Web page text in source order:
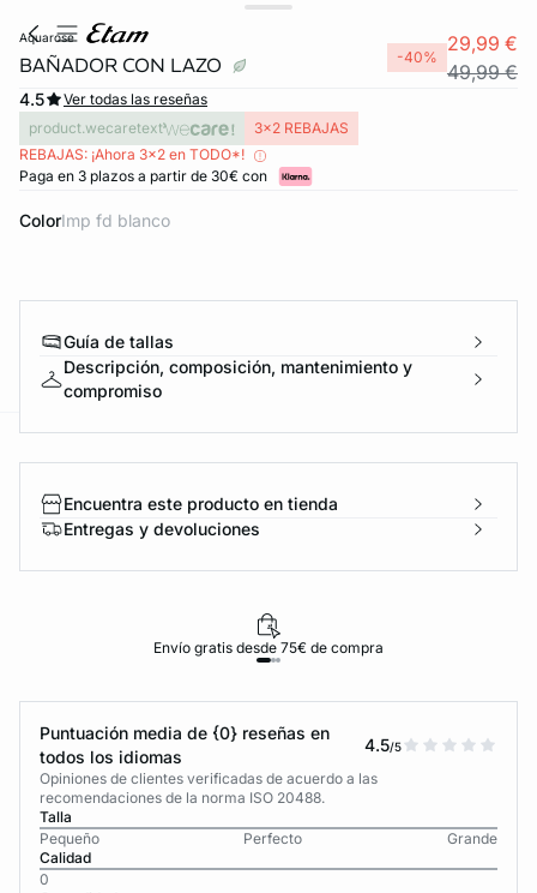
aquarose
BAÑADOR CON LAZO -40%
29,99 €
49,99 €
4.5
Ver todas las reseñas
product.wecaretext
3x2 REBAJAS
REBAJAS: ¡Ahora 3x2 en TODO*!
Paga en 3 plazos a partir de 30€ con
Color imp fd blanco
Guía de tallas
Descripción, composición, mantenimiento y
compromiso
Encuentra este producto en tienda
Entregas y devoluciones
Envío gratis desde 75€ de compra
Puntuación media de {0} reseñas en
todos los idiomas
4.5/5
Opiniones de clientes verificadas de acuerdo a las
recomendaciones de la norma ISO 20488.
Talla
Pequeño
Perfecto
Grande
Calidad
0